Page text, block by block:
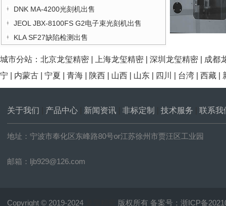
DNK MA-4200光刻机出售
JEOL JBX-8100FS G2电子束光刻机出售
KLA SF27缺陷检测出售
城市分站： 北京龙玺精密 上海龙玺精密 深圳龙玺精密 成都
宁
内蒙古 宁夏 青海 陕西 山西 山东 四川 台湾 西藏
关于我们 产品中心| 新闻资讯| 非标定制 技术服务 联系我
地址：宁波市奉化区东峰路80号or江苏徐州市贾汪区工业园
邮箱：ljb929@126.com
Copyright © 2019-2024 版权所有 备案号： 浙ICP备